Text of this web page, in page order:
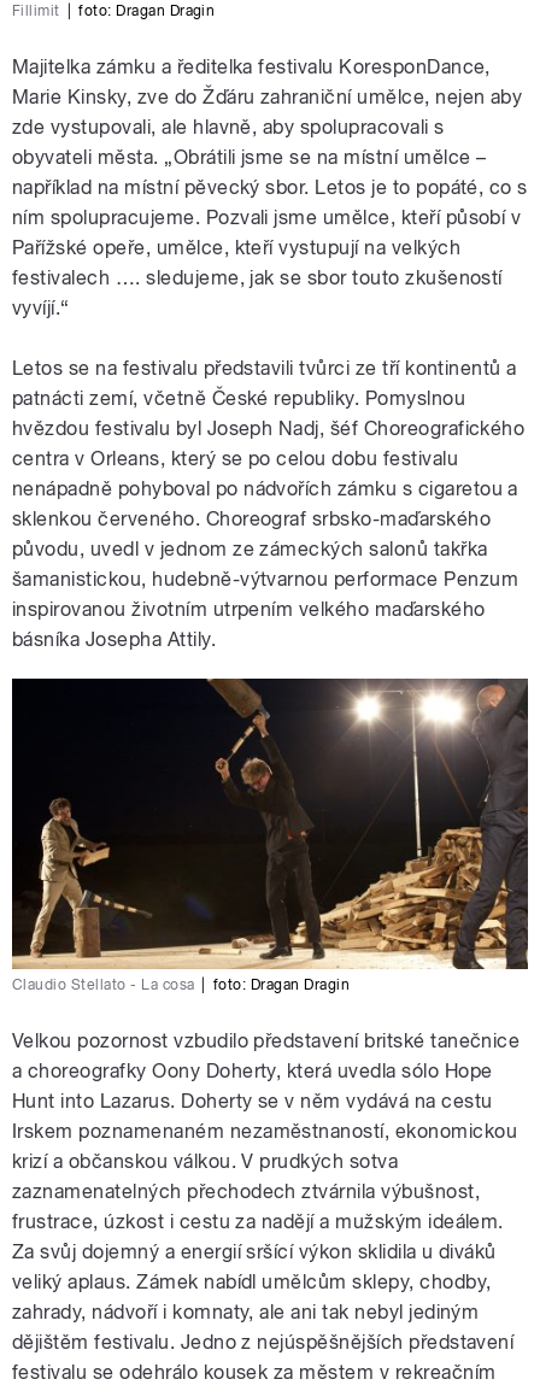
Fillimit foto: Dragan Dragin
Majitelka zámku a ředitelka festivalu KoresponDance,
Marie Kinsky, zve do Žďáru zahraniční umělce, nejen aby
zde vystupovali, ale hlavně, aby spolupracovali s
obyvateli města. „Obrátili jsme se na místní umělce –
například na místní pěvecký sbor. Letos je to popáté, co s
ním spolupracujeme. Pozvali jsme umělce, kteří působí v
Pařížské opeře, umělce, kteří vystupují na velkých
festivalech …. sledujeme, jak se sbor touto zkušeností
vyvíjí.“
Letos se na festivalu představili tvůrci ze tří kontinentů a
patnácti zemí, včetně České republiky. Pomyslnou
hvězdou festivalu byl Joseph Nadj, šéf Choreografického
centra v Orleans, který se po celou dobu festivalu
nenápadně pohyboval po nádvořích zámku s cigaretou a
sklenkou červeného. Choreograf srbsko-maďarského
původu, uvedl v jednom ze zámeckých salonů takřka
šamanistickou, hudebně-výtvarnou performace Penzum
inspirovanou životním utrpením velkého maďarského
básníka Josepha Attily.
Claudio Stellato - La cosa foto: Dragan Dragin
Velkou pozornost vzbudilo představení britské tanečnice
a choreografky Oony Doherty, která uvedla sólo Hope
Hunt into Lazarus. Doherty se v něm vydává na cestu
Irskem poznamenaném nezaměstnaností, ekonomickou
krizí a občanskou válkou. V prudkých sotva
zaznamenatelných přechodech ztvárnila výbušnost,
frustrace, úzkost i cestu za nadějí a mužským ideálem.
Za svůj dojemný a energií sršící výkon sklidila u diváků
veliký aplaus. Zámek nabídl umělcům sklepy, chodby,
zahrady, nádvoří i komnaty, ale ani tak nebyl jediným
dějištěm festivalu. Jedno z nejúspěšnějších představení
festivalu se odehrálo kousek za městem v rekreačním